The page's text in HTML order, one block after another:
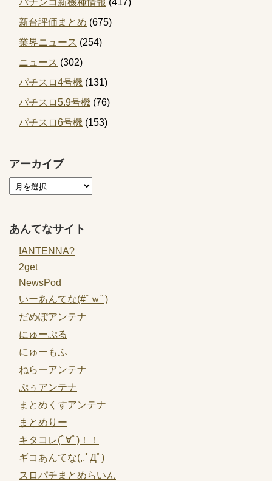
新台評価まとめ (675)
業界ニュース (254)
ニュース (302)
パチスロ4号機 (131)
パチスロ5.9号機 (76)
パチスロ6号機 (153)
アーカイブ
あんてなサイト
!ANTENNA?
2get
NewsPod
いーあんてな(#ﾟｗﾟ)
だめぽアンテナ
にゅーぷる
にゅーもふ
ねらーアンテナ
ぷぅアンテナ
まとめくすアンテナ
まとめりー
キタコレ(ﾟ∀ﾟ)！！
ギコあんてな(,,ﾟДﾟ)
スロパチまとめらいん